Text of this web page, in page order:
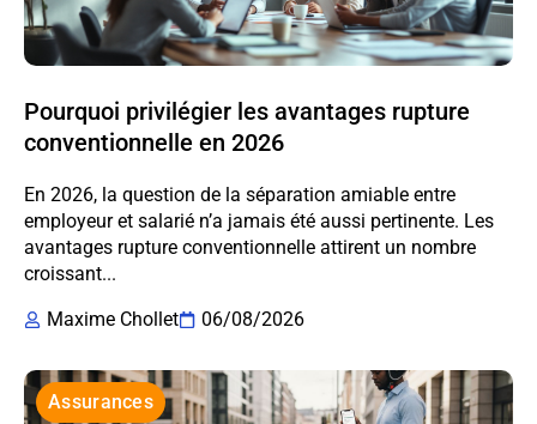
Pourquoi privilégier les avantages rupture
conventionnelle en 2026
En 2026, la question de la séparation amiable entre
employeur et salarié n’a jamais été aussi pertinente. Les
avantages rupture conventionnelle attirent un nombre
croissant...
Maxime Chollet
06/08/2026
Assurances